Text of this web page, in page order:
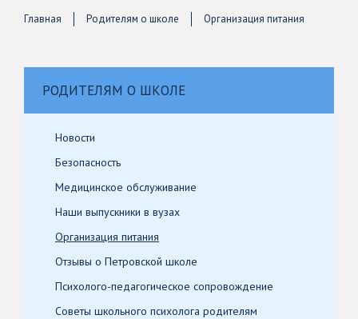
Главная Родителям о школе Организация питания
РОДИТЕЛЯМ О ШКОЛЕ
Новости
Безопасность
Медицинское обслуживание
Наши выпускники в вузах
Организация питания
Отзывы о Петровской школе
Психолого-педагогическое сопровождение
Советы школьного психолога родителям